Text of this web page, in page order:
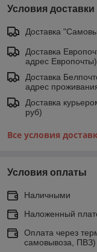
Условия доставки
Доставка
Доставка
адрес Европочты)
Доставка
адрес
Доставка
руб)
Все условия
Условия оплаты
Наличными
Наложенный
Оплата через
самовывоза, ПВЗ)